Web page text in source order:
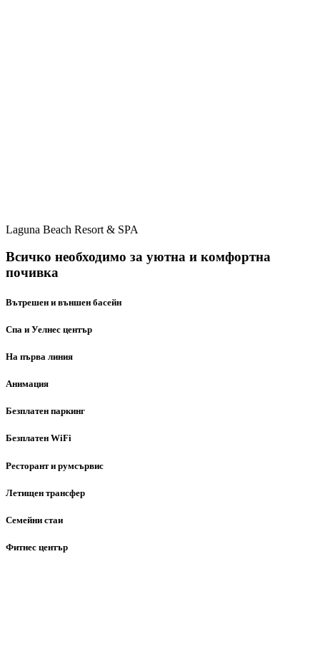
Laguna Beach Resort & SPA
Всичко необходимо за уютна и комфортна
почивка
Вътрешен и външен басейн
Спа и Уелнес център
На първа линия
Анимация
Безплатен паркинг
Безплатен WiFi
Ресторант и румсървис
Летищен трансфер
Семейни стаи
Фитнес център